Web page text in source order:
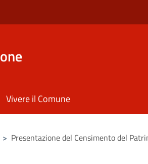
Vivere il Comune
> Presentazione del Censimento del